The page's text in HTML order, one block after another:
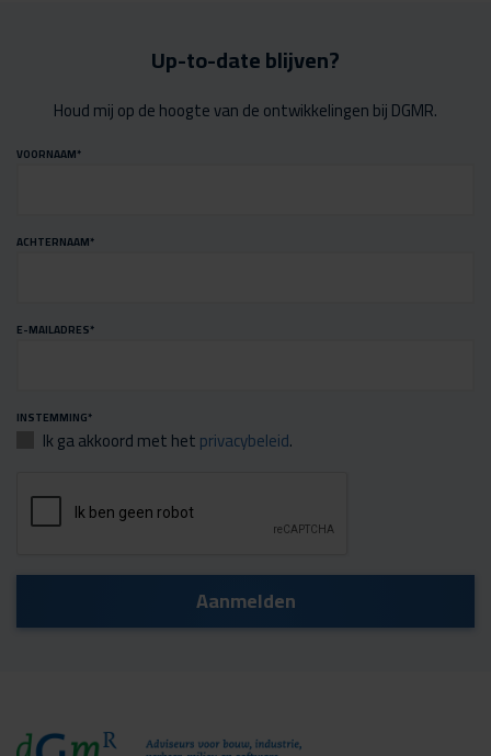
Up-to-date blijven?
Houd mij op de hoogte van de ontwikkelingen bij DGMR.
VOORNAAM*
ACHTERNAAM*
E-MAILADRES*
INSTEMMING*
Ik ga akkoord met hetprivacybeleid.